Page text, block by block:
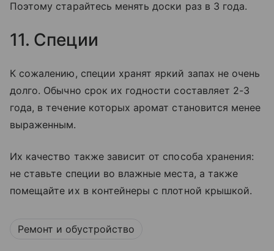
Поэтому старайтесь менять доски раз в 3 года.
11. Специи
К сожалению, специи хранят яркий запах не очень
долго. Обычно срок их годности составляет 2-3
года, в течение которых аромат становится менее
выраженным.
Их качество также зависит от способа хранения:
не ставьте специи во влажные места, а также
помещайте их в контейнеры с плотной крышкой.
Ремонт и обустройство